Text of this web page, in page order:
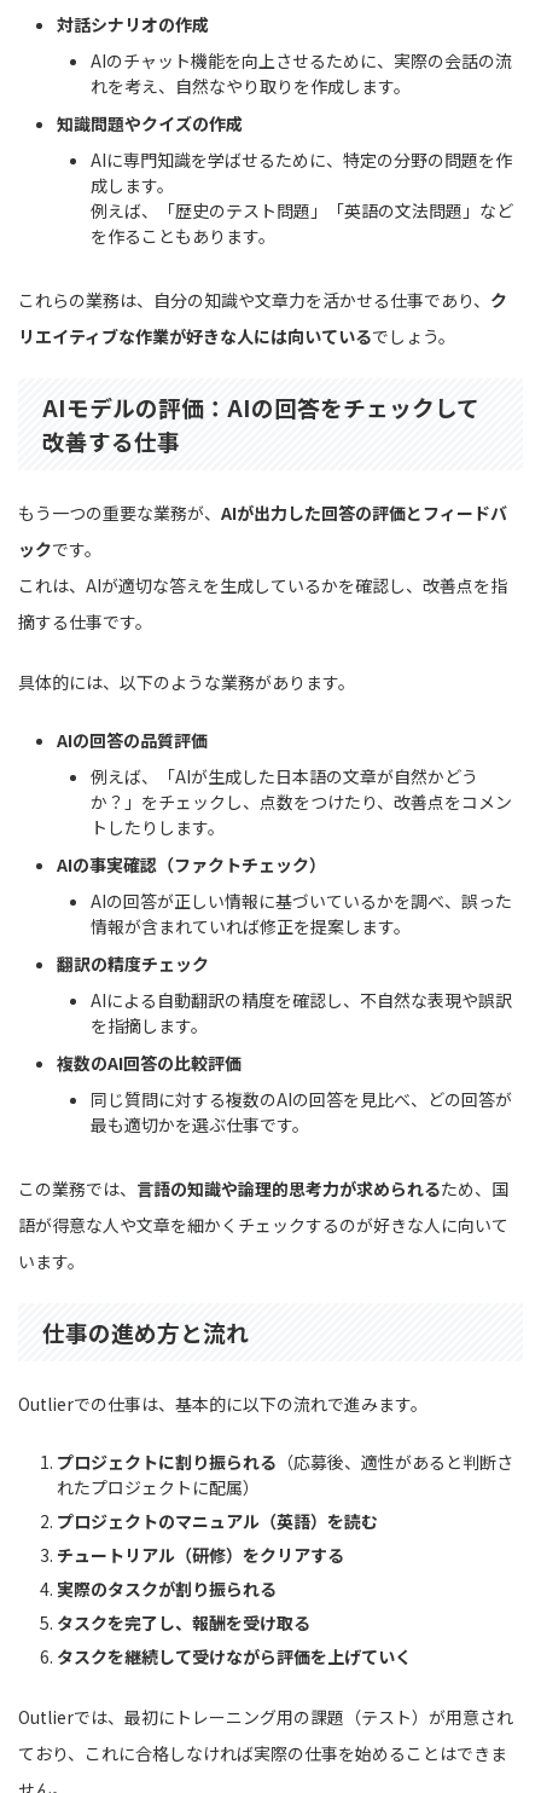
対話シナリオの作成
AIのチャット機能を向上させるために、実際の会話の流
れを考え、自然なやり取りを作成します。
知識問題やクイズの作成
AIに専門知識を学ばせるために、特定の分野の問題を作
成します。
例えば、「歴史のテスト問題」「英語の文法問題」など
を作ることもあります。
これらの業務は、自分の知識や文章力を活かせる仕事であり、 ク
リエイティブな作業が好きな人には向いているでしょう。
AIモデルの評価：AIの回答をチェックして
改善する仕事
もう一つの重要な業務が、 AIが出力した回答の評価とフィードバ
ックです。
これは、AIが適切な答えを生成しているかを確認し、改善点を指
摘する仕事です。
具体的には、以下のような業務があります。
AIの回答の品質評価
例えば、「AIが生成した日本語の文章が自然かどう
か？」をチェックし、点数をつけたり、改善点をコメン
トしたりします。
AIの事実確認（ファクトチェック）
AIの回答が正しい情報に基づいているかを調べ、誤った
情報が含まれていれば修正を提案します。
翻訳の精度チェック
AIによる自動翻訳の精度を確認し、不自然な表現や誤訳
を指摘します。
複数のAI回答の比較評価
同じ質問に対する複数のAIの回答を見比べ、どの回答が
最も適切かを選ぶ仕事です。
この業務では、 言語の知識や論理的思考力が求められるため、国
語が得意な人や文章を細かくチェックするのが好きな人に向いて
います。
仕事の進め方と流れ
Outlierでの仕事は、基本的に以下の流れで進みます。
プロジェクトに割り振られる （応募後、適性があると判断さ
れたプロジェクトに配属）
プロジェクトのマニュアル（英語）を読む
チュートリアル（研修）をクリアする
実際のタスクが割り振られる
タスクを完了し、報酬を受け取る
タスクを継続して受けながら評価を上げていく
Outlierでは、最初にトレーニング用の課題（テスト）が用意され
ており、これに合格しなければ実際の仕事を始めることはできま